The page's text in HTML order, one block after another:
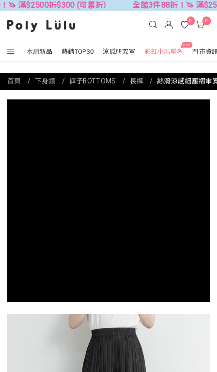
折$300 (可累折） 全館3件88折！🦄 滿$2500折$300
本周新品 熱銷TOP30 涼感研究室
NEW
彩虹小馬聯名 門市資
0 0
首頁 下身類 褲子BOTTOMS 長褲 絲滑涼感細壓褶傘